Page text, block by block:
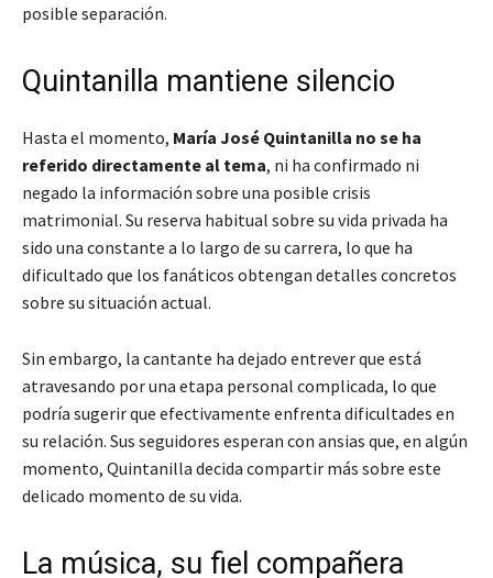
posible separación.
Quintanilla mantiene silencio
Hasta el momento, María José Quintanilla no se ha
referido directamente al tema, ni ha confirmado ni
negado la información sobre una posible crisis
matrimonial. Su reserva habitual sobre su vida privada ha
sido una constante a lo largo de su carrera, lo que ha
dificultado que los fanáticos obtengan detalles concretos
sobre su situación actual.
Sin embargo, la cantante ha dejado entrever que está
atravesando por una etapa personal complicada, lo que
podría sugerir que efectivamente enfrenta dificultades en
su relación. Sus seguidores esperan con ansias que, en algún
momento, Quintanilla decida compartir más sobre este
delicado momento de su vida.
La música, su fiel compañera